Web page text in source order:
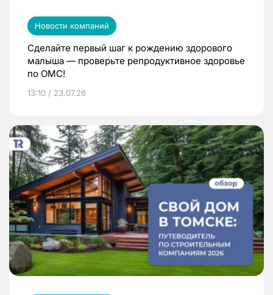
Новости компаний
Сделайте первый шаг к рождению здорового
малыша — проверьте репродуктивное здоровье
по ОМС!
13:10 / 23.07.26